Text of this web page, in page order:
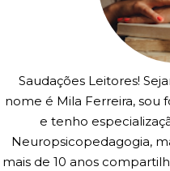
Saudações Leitores!
nome é Mila Ferreira, sou
e tenho
Neuropsicopedagogia,
mais de 10 anos